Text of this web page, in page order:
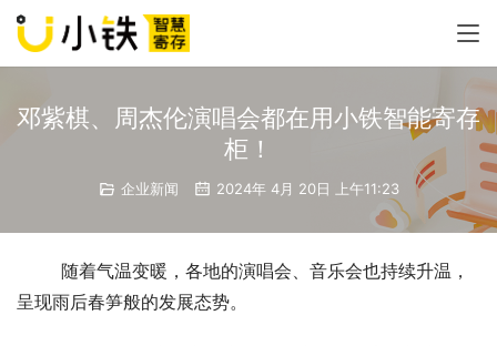
邓紫棋、周杰伦演唱会都在用小铁智能寄存
柜！
企业新闻 2024年 4月 20日 上午11:23
随着气温变暖，各地的演唱会、音乐会也持续升温，
呈现雨后春笋般的发展态势。